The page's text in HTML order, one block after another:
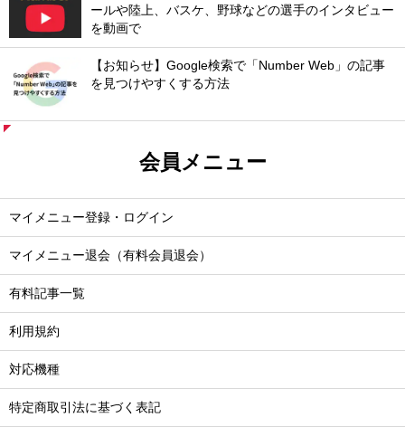
ールや陸上、バスケ、野球などの選手のインタビュー
を動画で
【お知らせ】Google検索で「Number Web」の記事
を見つけやすくする方法
会員メニュー
マイメニュー登録・ログイン
マイメニュー退会（有料会員退会）
有料記事一覧
利用規約
対応機種
特定商取引法に基づく表記